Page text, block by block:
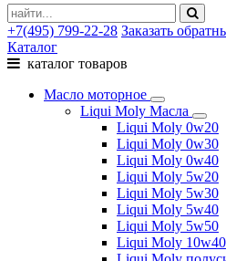
+7(495) 799-22-28 Заказать
Каталог
каталог товаров
Масло моторное
Liqui Moly Масла
Liqui Moly 0w20
Liqui Moly 0w30
Liqui Moly 0w40
Liqui Moly 5w20
Liqui Moly 5w30
Liqui Moly 5w40
Liqui Moly 5w50
Liqui Moly 10w40